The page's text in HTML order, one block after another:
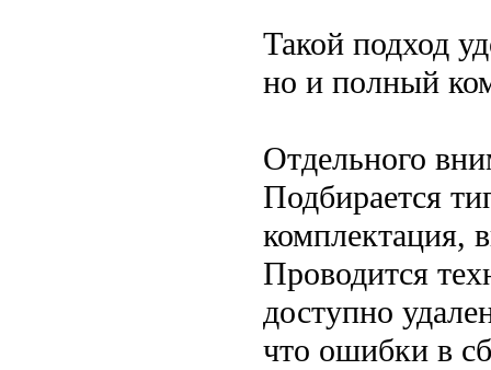
Такой подход
но и полный
Отдельного
Подбирается
комплектация,
Проводится
доступно
что ошибки в